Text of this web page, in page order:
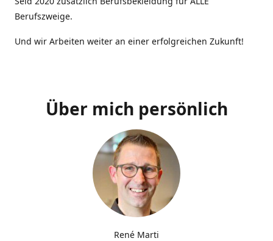
Berufszweige.
Und wir Arbeiten weiter an einer erfolgreichen Zukunft!
Über mich persönlich
René Marti